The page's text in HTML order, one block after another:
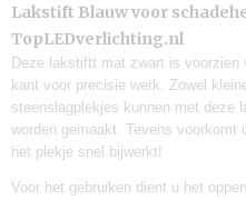
Levertijd:
één werkdag
Merk:
TLVX
Verzendkosten:
€0,95
Lakstift Blauw voor
TopLEDverlichting.nl
Deze lakstiftt mat zwart is
kant voor precisie werk. Zowel
steenslagplekjes kunnen met deze
worden gemaakt. Tevens voorkomt
het plekje snel bijwerkt!
Voor het gebruiken dient u het